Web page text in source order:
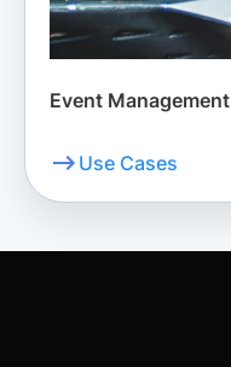
Event Management
Use Cases